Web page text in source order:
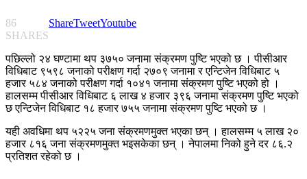
86
SHARES
ShareTweetYoutube
पछिल्लो २४ घण्टामा थप ३७५० जनामा संक्रमण पुष्टि भएको छ । पीसीआर
विधिबाट ९५९८ जनाको परीक्षण गर्दा २७०९ जनामा र एन्टिजेन विधिबाट ५
हजार ५८४ जनाको परीक्षण गर्दा १०४१ जनामा संक्रमण पुष्टि भएको हो ।
हालसम्म पीसीआर विधिबाट ६ लाख ४ हजार ३९६ जनामा संक्रमण पुष्टि भएको
छ एन्टिजेन विधिबाट १८ हजार ७५५ जनामा संक्रमण पुष्टि भएको छ ।
यही अवधिमा थप ५२२५ जना संक्रमणमुक्त भएका छन् । हालसम्म ५ लाख २०
हजार ८१६ जना संक्रमणमुक्त भइसकेका छन् । नेपालमा निको हुने दर ८६.२
प्रतिशत रहेको छ ।